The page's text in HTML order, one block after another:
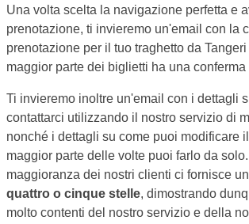
Una volta scelta la navigazione perfetta e
prenotazione, ti invieremo un'email con la
prenotazione per il tuo traghetto da
maggior parte dei biglietti ha una conferma
Ti invieremo inoltre un'email con i dettagli
contattarci utilizzando il nostro servizio di
nonché i dettagli su come puoi modificare
maggior parte delle volte puoi farlo da
maggioranza dei nostri clienti ci fornisce
quattro o cinque stelle, dimostrando
molto contenti del nostro servizio e della